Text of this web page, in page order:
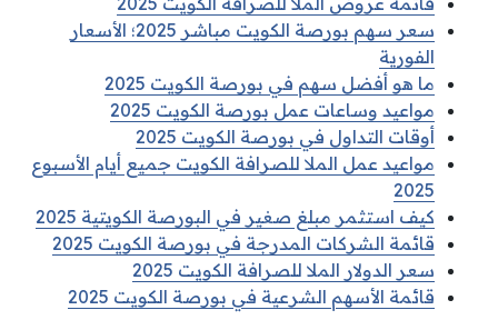
سعر سهم بورصة الكويت مباشر 2025؛ الأسعار
الفورية
ما هو أفضل سهم في بورصة الكويت 2025
مواعيد وساعات عمل بورصة الكويت 2025
أوقات التداول في بورصة الكويت 2025
مواعيد عمل الملا للصرافة الكويت جميع أيام الأسبوع
2025
كيف استثمر مبلغ صغير في البورصة الكويتية 2025
قائمة الشركات المدرجة في بورصة الكويت 2025
سعر الدولار الملا للصرافة الكويت 2025
قائمة الأسهم الشرعية في بورصة الكويت 2025